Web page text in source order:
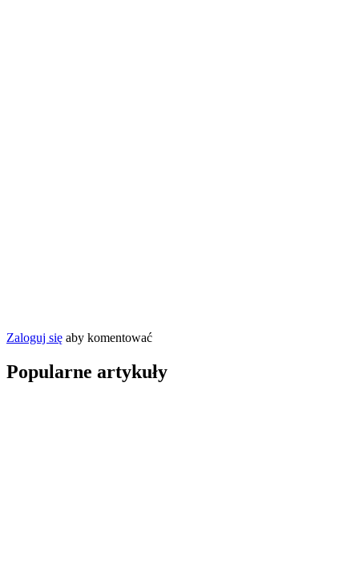
Zaloguj się aby komentować
Popularne artykuły